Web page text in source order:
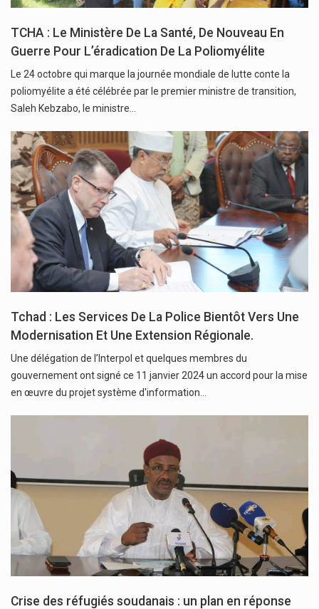
TCHA : Le Ministère De La Santé, De Nouveau En
Guerre Pour L’éradication De La Poliomyélite
Le 24 octobre qui marque la journée mondiale de lutte conte la
poliomyélite a été célébrée par le premier ministre de transition,
Saleh Kebzabo, le ministre…
Tchad : Les Services De La Police Bientôt Vers Une
Modernisation Et Une Extension Régionale.
Une délégation de l’Interpol et quelques membres du
gouvernement ont signé ce 11 janvier 2024 un accord pour la mise
en œuvre du projet système d'information…
Crise des réfugiés soudanais : un plan en réponse